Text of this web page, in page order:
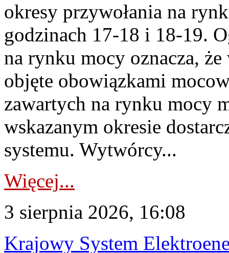
okresy przywołania na
godzinach 17-18 i 18-19.
na rynku mocy oznacza,
objęte obowiązkami
zawartych na rynku mocy
wskazanym okresie
systemu. Wytwórcy...
Więcej...
3 sierpnia 2026, 16:08
Krajowy System